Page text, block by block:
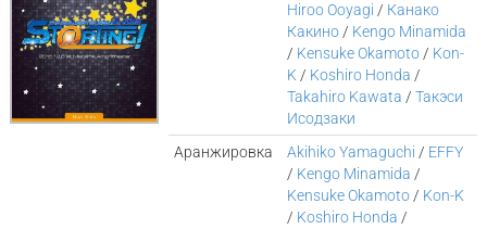
Hiroo Ooyagi / Канако
Какино / Kengo Minamida
/ Kensuke Okamoto / Kon-
K / Koshiro Honda /
Takahiro Kawata /Такэси
Исодзаки
Аранжировка
Akihiko Yamaguchi / EFFY
/ Kengo Minamida /
Kensuke Okamoto / Kon-K
/ Koshiro Honda /